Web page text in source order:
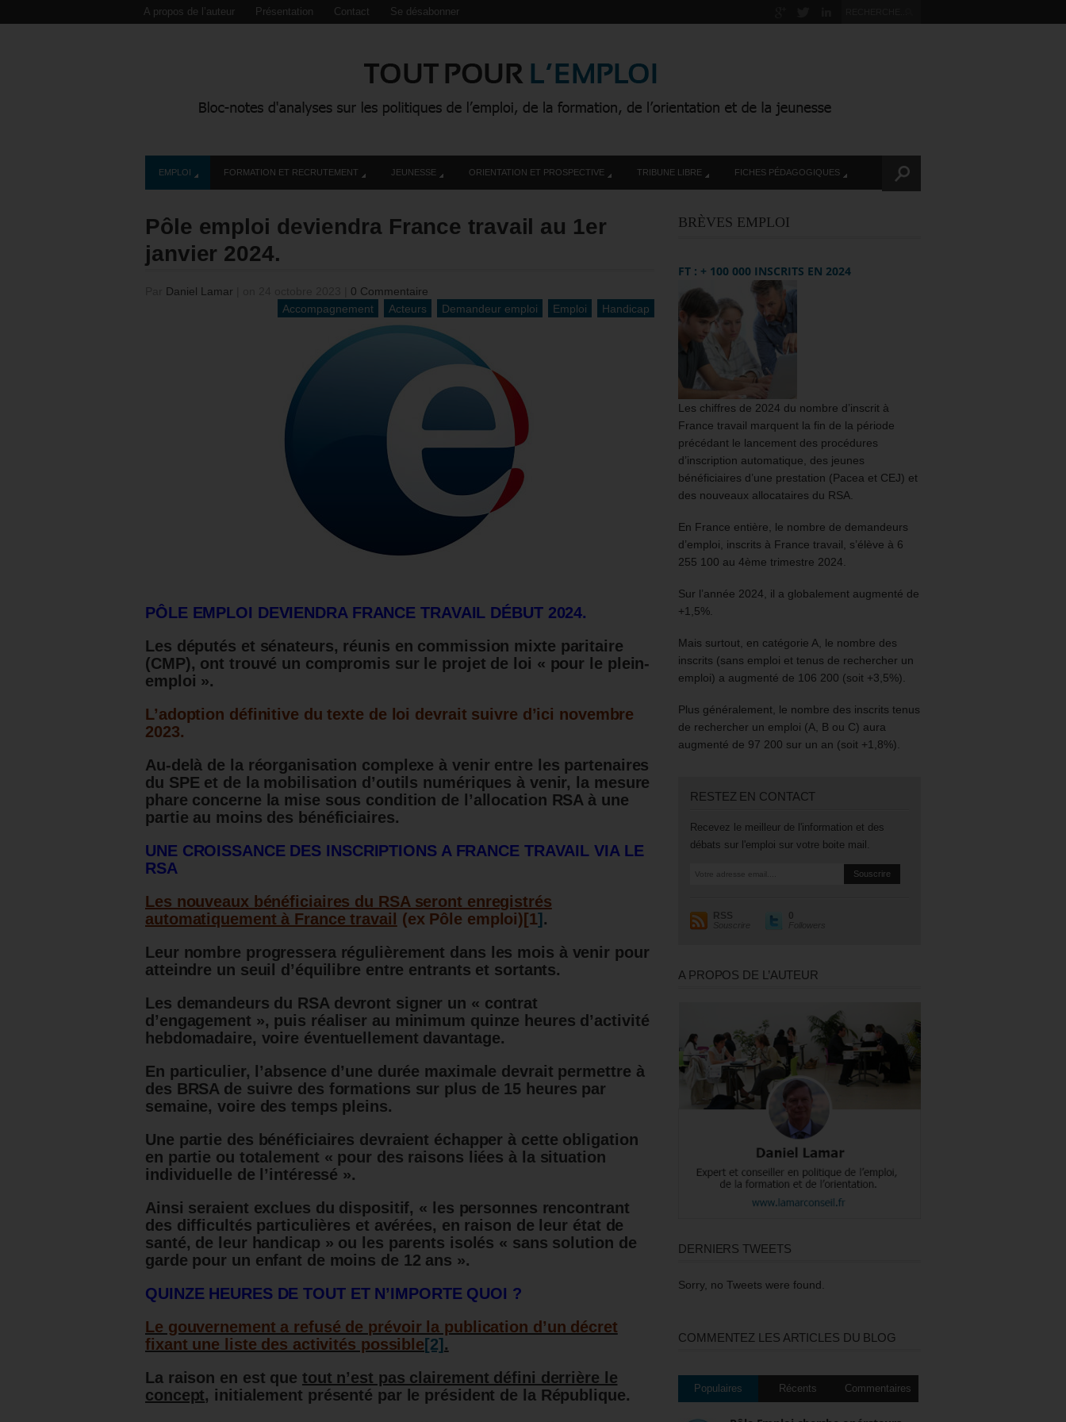
A propos de l’auteur Présentation Contact Se désabonner
EMPLOI FORMATION ET RECRUTEMENT JEUNESSE ORIENTATION ET PROSPECTIVE TRIBUNE LIBRE FICHES PÉDAGOGIQUES
Pôle emploi deviendra France travail au 1er
janvier 2024.
Daniel Lamar
0 Commentaire
Accompagnement
Acteurs Demandeur emploi Emploi Handicap
PÔLE EMPLOI DEVIENDRA FRANCE TRAVAIL DÉBUT 2024.
Les députés et sénateurs, réunis en commission mixte paritaire
(CMP), ont trouvé un compromis sur le projet de loi « pour le plein-
emploi ».
L’adoption définitive du texte de loi devrait suivre d’ici novembre
2023.
Au-delà de la réorganisation complexe à venir entre les partenaires
du SPE et de la mobilisation d’outils numériques à venir, la mesure
phare concerne la mise sous condition de l’allocation RSA à une
partie au moins des bénéficiaires.
UNE CROISSANCE DES INSCRIPTIONS A FRANCE TRAVAIL VIA LE
RSA
Les nouveaux bénéficiaires du RSA seront enregistrés
automatiquement à France travail
(ex Pôle emploi) [1] .
Leur nombre progressera régulièrement dans les mois à venir pour
atteindre un seuil d’équilibre entre entrants et sortants.
Les demandeurs du RSA devront signer un « contrat
d’engagement », puis réaliser au minimum quinze heures d’activité
hebdomadaire, voire éventuellement davantage.
En particulier, l’absence d’une durée maximale devrait permettre à
des BRSA de suivre des formations sur plus de 15 heures par
semaine, voire des temps pleins.
Une partie des bénéficiaires devraient échapper à cette obligation
en partie ou totalement « pour des raisons liées à la situation
individuelle de l’intéressé ».
Ainsi seraient exclues du dispositif, « les personnes rencontrant
des difficultés particulières et avérées, en raison de leur état de
santé, de leur handicap » ou les parents isolés « sans solution de
garde pour un enfant de moins de 12 ans ».
QUINZE HEURES DE TOUT ET N’IMPORTE QUOI ?
Le gouvernement a refusé de prévoir la publication d’un décret
fixant une liste des activités possible [2] .
La raison en est que tout n’est pas clairement défini derrière le
concept, initialement présenté par le président de la République.
BRÈVES EMPLOI
FT : + 100 000 INSCRITS EN 2024
Les chiffres de 2024 du nombre d’inscrit à
France travail marquent la fin de la période
précédant le lancement des procédures
d’inscription automatique, des jeunes
bénéficiaires d’une prestation (Pacea et CEJ) et
des nouveaux allocataires du RSA.
En France entière, le nombre de demandeurs
d’emploi, inscrits à France travail, s’élève à 6
255 100 au 4ème trimestre 2024.
Sur l’année 2024, il a globalement augmenté de
+1,5%.
Mais surtout, en catégorie A, le nombre des
inscrits (sans emploi et tenus de rechercher un
emploi) a augmenté de 106 200 (soit +3,5%).
Plus généralement, le nombre des inscrits tenus
de rechercher un emploi (A, B ou C) aura
augmenté de 97 200 sur un an (soit +1,8%).
RESTEZ EN CONTACT
Recevez le meilleur de l'information et des
débats sur l'emploi sur votre boite mail.
RSS
Souscrire
0
Followers
A PROPOS DE L’AUTEUR
DERNIERS TWEETS
Sorry, no Tweets were found.
COMMENTEZ LES ARTICLES DU BLOG
Populaires Récents Commentaires